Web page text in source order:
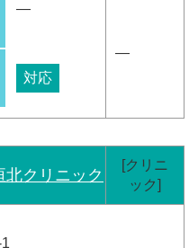
―
対応
―
クリニック
[クリニ
ック]